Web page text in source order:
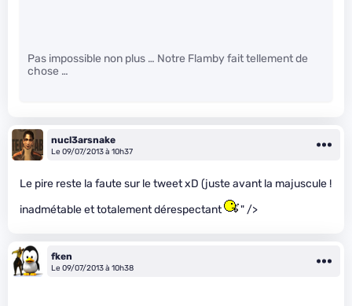
Pas impossible non plus … Notre Flamby fait tellement de
chose …
nucl3arsnake
Le 09/07/2013 à 10h37
Le pire reste la faute sur le tweet xD (juste avant la majuscule !
inadmétable et totalement dérespectant
" />
fken
Le 09/07/2013 à 10h38